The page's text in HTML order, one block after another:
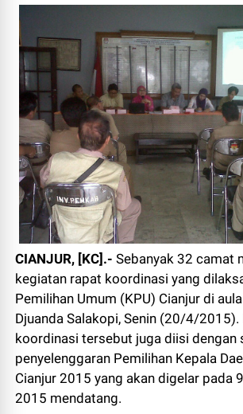
CIANJUR, [KC].-Sebanyak 32 camat
kegiatan rapat koordinasi yang
Pemilihan Umum (KPU) Cianjur di
Djuanda Salakopi, Senin (20/4/2015).
koordinasi tersebut juga diisi dengan
penyelenggaran Pemilihan Kepala
Cianjur 2015 yang akan digelar pada
2015 mendatang.